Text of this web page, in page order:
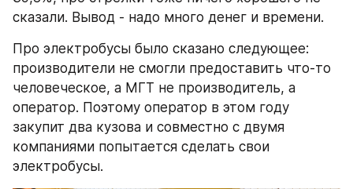
сказали. Вывод - надо много денег и времени.
Про электробусы было сказано следующее:
производители не смогли предоставить что-то
человеческое, а МГТ не производитель, а
оператор. Поэтому оператор в этом году
закупит два кузова и совместно с двумя
компаниями попытается сделать свои
электробусы.